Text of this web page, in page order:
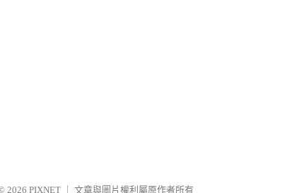
2026 PIXNET 文章與圖片權利屬原作者所有